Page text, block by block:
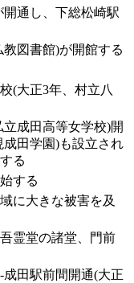
通し、下総松崎駅
図書館)が開館する
(大正3年、村立八
成田高等女学校)開
田学園)も設立され
る
する
に大きな被害を及
霊堂の諸堂、門前
田駅前間開通(大正